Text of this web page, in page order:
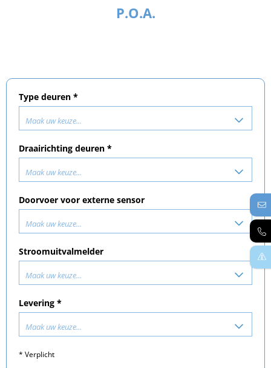
P.O.A.
Type deuren *
Maak uw keuze...
Draairichting deuren *
Maak uw keuze...
Doorvoer voor externe sensor
Maak uw keuze...
Stroomuitvalmelder
Maak uw keuze...
Levering *
Maak uw keuze...
* Verplicht